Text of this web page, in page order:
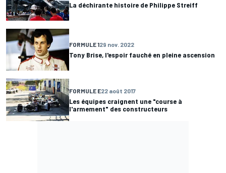
La déchirante histoire de Philippe Streiff
FORMULE 129 nov. 2022
Tony Brise, l'espoir fauché en pleine ascension
FORMULE E22 août 2017
Les équipes craignent une "course à
l'armement" des constructeurs